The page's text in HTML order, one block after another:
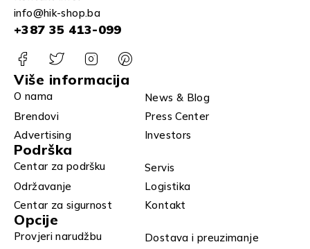
info@hik-shop.ba
+387 35 413-099
Više informacija
O nama
News & Blog
Brendovi
Press Center
Advertising
Investors
Podrška
Centar za podršku
Servis
Održavanje
Logistika
Centar za sigurnost
Kontakt
Opcije
Provjeri narudžbu
Dostava i preuzimanje